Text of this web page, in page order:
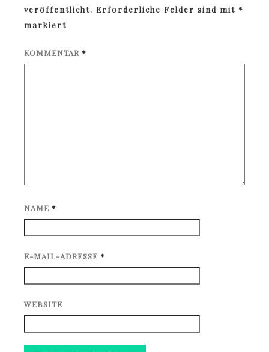
veröffentlicht. Erforderliche Felder sind mit *
markiert
KOMMENTAR *
NAME *
E-MAIL-ADRESSE *
WEBSITE